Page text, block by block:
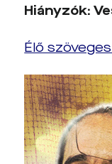
Hiányzók:
Élő